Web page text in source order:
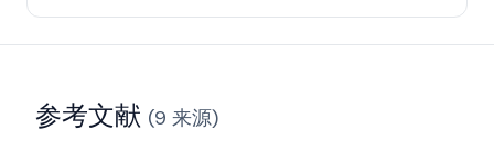
参考文献 (9 来源)